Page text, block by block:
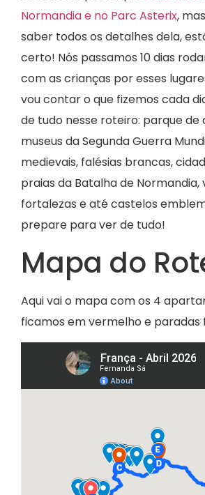
Normandia e no Parc Asterix,
saber todos os detalhes dela,
certo! Nós passamos 10 dias
com as crianças por esses
vou contar o que fizemos cada
de tudo nesse roteiro: parque de
museus da Segunda Guerra
medievais, falésias brancas,
praias da Batalha de Normandia,
fortalezas e até castelos
prepare para ver de tudo!
Mapa do
Aqui vai o mapa com os 4
ficamos em vermelho e paradas